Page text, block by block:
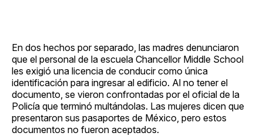
En dos hechos por separado, las madres denunciaron
que el personal de la escuela Chancellor Middle School
les exigió una licencia de conducir como única
identificación para ingresar al edificio. Al no tener el
documento, se vieron confrontadas por el oficial de la
Policía que terminó multándolas. Las mujeres dicen que
presentaron sus pasaportes de México, pero estos
documentos no fueron aceptados.